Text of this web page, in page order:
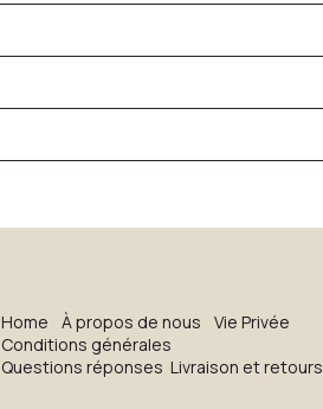
H​o​me À propos de nous
Vie Privée
Conditions générales
Questions réponses Livraison et retours